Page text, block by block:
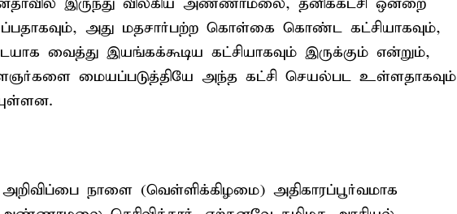
அது மதசார்பற்ற கொள்கை கொண்ட கட்சியாகவும்,
வைத்து இயங்கக்கூடிய கட்சியாகவும் இருக்கும் என்றும்,
மையப்படுத்தியே அந்த கட்சி செயல்பட உள்ளதாகவும்
அறிவிப்பை நாளை (வெள்ளிக்கிழமை) அதிகாரப்பூர்வமாக